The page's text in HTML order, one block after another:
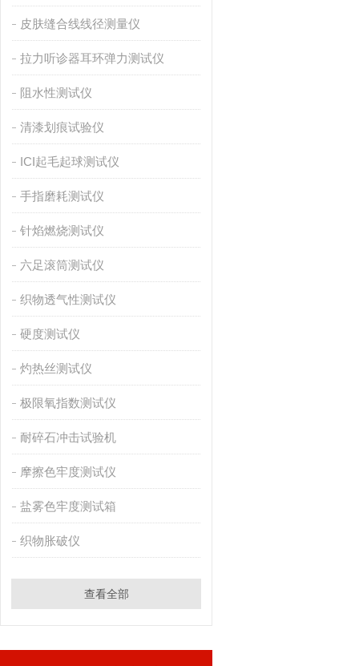
皮肤缝合线线径测量仪
拉力听诊器耳环弹力测试仪
阻水性测试仪
清漆划痕试验仪
ICI起毛起球测试仪
手指磨耗测试仪
针焰燃烧测试仪
六足滚筒测试仪
织物透气性测试仪
硬度测试仪
灼热丝测试仪
极限氧指数测试仪
耐碎石冲击试验机
摩擦色牢度测试仪
盐雾色牢度测试箱
织物胀破仪
查看全部